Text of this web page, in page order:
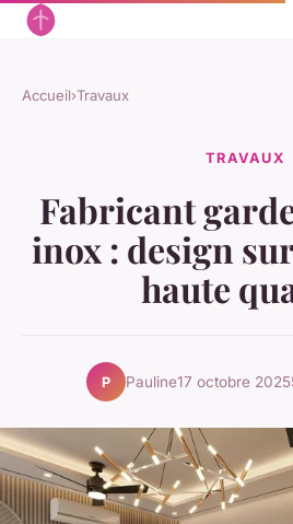
Accueil›Travaux
TRAVAUX
Fabricant
inox : design
haute
P Pauline17 octobre 2025